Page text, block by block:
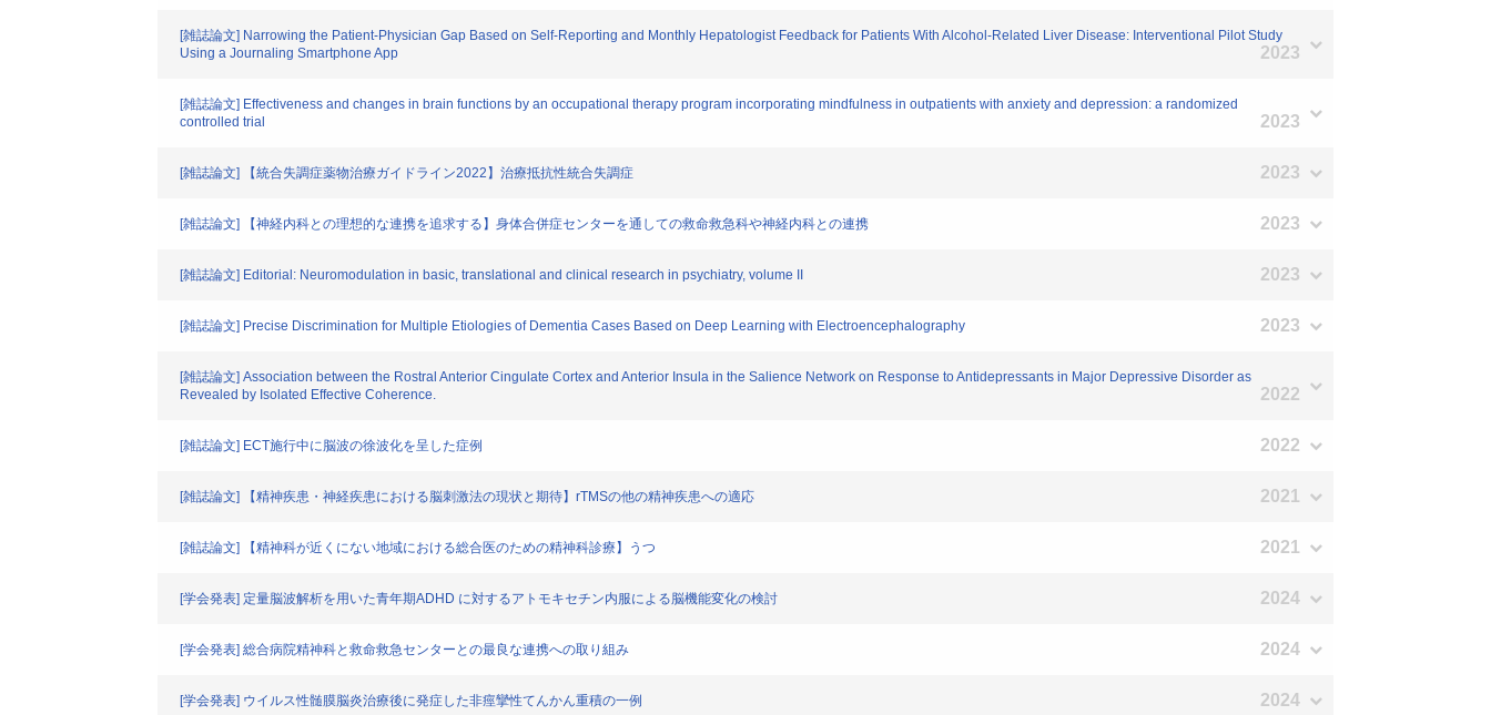
[雑誌論文] Narrowing the Patient-Physician Gap Based on Self-Reporting and Monthly Hepatologist Feedback for Patients With Alcohol-Related Liver Disease: Interventional Pilot Study
Using a Journaling Smartphone App
2023
[雑誌論文] Effectiveness and changes in brain functions by an occupational therapy program incorporating mindfulness in outpatients with anxiety and depression: a randomized
controlled trial
2023
[雑誌論文] 【統合失調症薬物治療ガイドライン2022】治療抵抗性統合失調症 2023
[雑誌論文] 【神経内科との理想的な連携を追求する】身体合併症センターを通しての救命救急科や神経内科との連携 2023
[雑誌論文] Editorial: Neuromodulation in basic, translational and clinical research in psychiatry, volume II 2023
[雑誌論文] Precise Discrimination for Multiple Etiologies of Dementia Cases Based on Deep Learning with Electroencephalography 2023
[雑誌論文] Association between the Rostral Anterior Cingulate Cortex and Anterior Insula in the Salience Network on Response to Antidepressants in Major Depressive Disorder as
Revealed by Isolated Effective Coherence.
2022
[雑誌論文] ECT施行中に脳波の徐波化を呈した症例 2022
[雑誌論文] 【精神疾患・神経疾患における脳刺激法の現状と期待】rTMSの他の精神疾患への適応 2021
[雑誌論文] 【精神科が近くにない地域における総合医のための精神科診療】うつ 2021
[学会発表] 定量脳波解析を用いた青年期ADHD に対するアトモキセチン内服による脳機能変化の検討 2024
[学会発表] 総合病院精神科と救命救急センターとの最良な連携への取り組み 2024
[学会発表] ウイルス性髄膜脳炎治療後に発症した非痙攣性てんかん重積の一例 2024